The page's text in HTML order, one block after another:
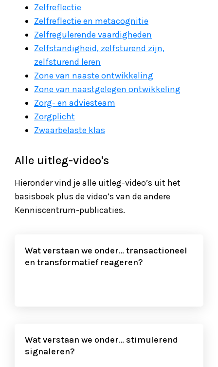
Zelfreflectie
Zelfreflectie en metacognitie
Zelfregulerende vaardigheden
Zelfstandigheid, zelfsturend zijn,
zelfsturend leren
Zone van naaste ontwikkeling
Zone van naastgelegen ontwikkeling
Zorg- en adviesteam
Zorgplicht
Zwaarbelaste klas
Alle uitleg-video's
Hieronder vind je alle uitleg-video’s uit het
basisboek plus de video’s van de andere
Kenniscentrum-publicaties.
Wat verstaan we onder… transactioneel
en transformatief reageren?
Wat verstaan we onder… stimulerend
signaleren?